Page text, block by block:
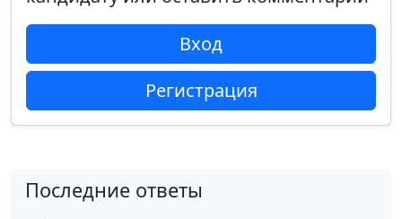
Вход
Регистрация
Последние ответы